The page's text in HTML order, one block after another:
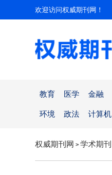
欢迎访问权威期刊网！
教育 医学 金融
环境 政法 计算机
权威期刊网 > 学术期刊